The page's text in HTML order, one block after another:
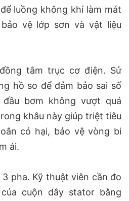
luồng không khí làm mát
vệ lớp sơn và vật liệu
tâm trục cơ điện. Sử
hồ so để đảm bảo sai số
bơm không vượt quá
khâu này giúp triệt tiêu
có hại, bảo vệ vòng bi
ái.
pha. Kỹ thuật viên cần đo
cuộn dây stator bằng